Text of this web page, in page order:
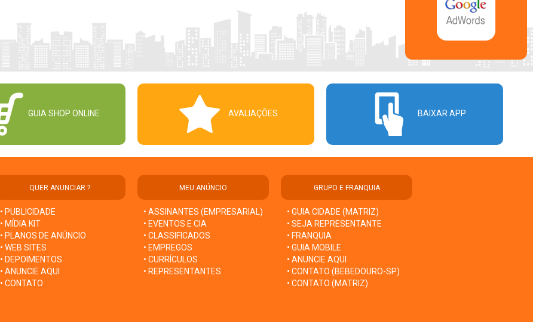
GUIA SHOP ONLINE AVALIAÇÕES BAIXAR APP
QUER ANUNCIAR ?
• PUBLICIDADE
• MÍDIA KIT
• PLANOS DE ANÚNCIO
• WEB SITES
• DEPOIMENTOS
• ANUNCIE AQUI
• CONTATO
MEU ANÚNCIO
• ASSINANTES (EMPRESARIAL)
• EVENTOS E CIA
• CLASSIFICADOS
• EMPREGOS
• CURRÍCULOS
• REPRESENTANTES
GRUPO E FRANQUIA
• GUIA CIDADE (MATRIZ)
• SEJA REPRESENTANTE
• FRANQUIA
• GUIA MOBILE
• ANUNCIE AQUI
• CONTATO (BEBEDOURO-SP)
• CONTATO (MATRIZ)